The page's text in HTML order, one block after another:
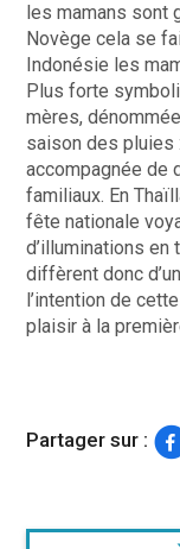
les mamans sont
Novège cela se
Indonésie les
Plus forte
mères,
saison des pluies
accompagnée de
familiaux. En
fête nationale
d’illuminations
diffèrent donc
l’intention de
plaisir à la
Partager sur :